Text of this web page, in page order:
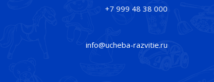
+7 999 48 38 000
info@ucheba-razvitie.ru